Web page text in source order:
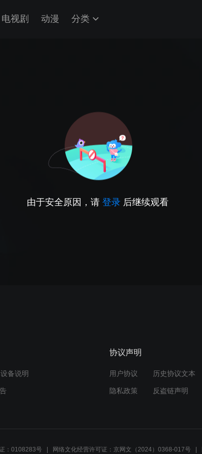
电视剧 动漫 分类
由于安全原因，请 登录 后继续观看
备说明
协议声明
用户协议 历史协议文本
隐私政策 反盗链声明
：0108283号 网络文化经营许可证：京网文（2024）0368-017号